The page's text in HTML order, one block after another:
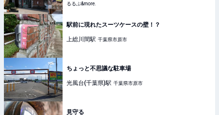
るるぶ&more.
駅前に現れたスーツケースの壁！？
上総川間駅 千葉県市原市
ちょっと不思議な駐車場
光風台(千葉県)駅 千葉県市原市
見守る